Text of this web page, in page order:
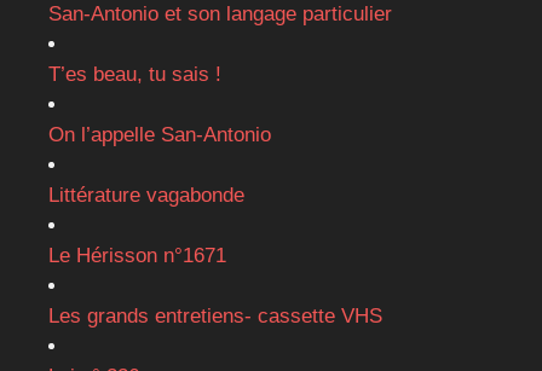
San-Antonio et son langage particulier
T’es beau, tu sais !
On l’appelle San-Antonio
Littérature vagabonde
Le Hérisson n°1671
Les grands entretiens- cassette VHS